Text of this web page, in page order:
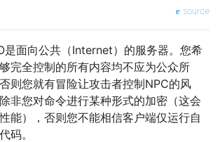
source
是面向公共（Internet）的服务器。您希
完全控制的所有内容均不应为公众所
则您就有冒险让攻击者控制NPC的风
非您对命令进行某种形式的加密（这会
能），否则您不能相信客户端仅运行自
码。